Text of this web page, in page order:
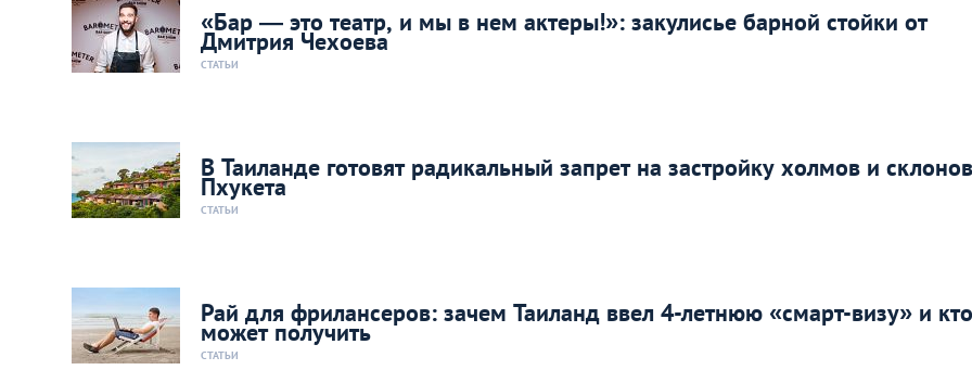
«Бар — это театр, и мы в нем актеры!»: закулисье барной стойки от
Дмитрия Чехоева
СТАТЬИ
В Таиланде готовят радикальный запрет на застройку холмов и склонов
Пхукета
СТАТЬИ
Рай для фрилансеров: зачем Таиланд ввел 4-летнюю «смарт-визу» и
может получить
СТАТЬИ